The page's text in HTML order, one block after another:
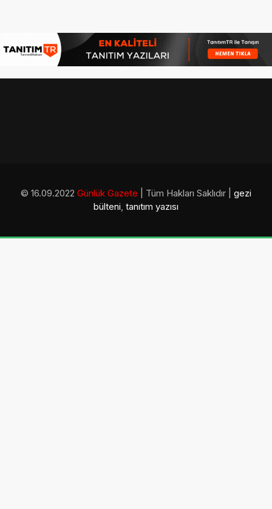
© 16.09.2022 Günlük Gazete | Tüm Hakları Saklıdır | gezi
bülteni, tanıtım yazısı